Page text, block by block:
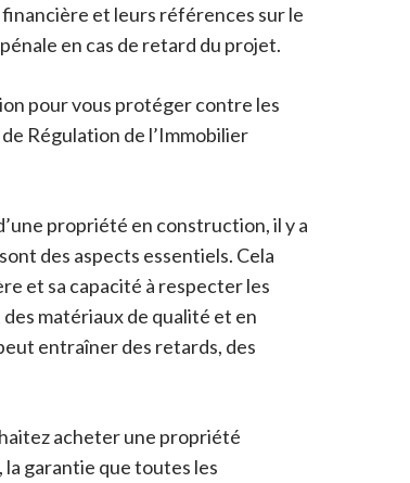
et leurs références sur le
en cas de retard du projet.
pour vous protéger contre les
Régulation de l’Immobilier
propriété en construction, il y a
des aspects essentiels. Cela
et sa capacité à respecter les
matériaux de qualité et en
entraîner des retards, des
acheter une propriété
garantie que toutes les